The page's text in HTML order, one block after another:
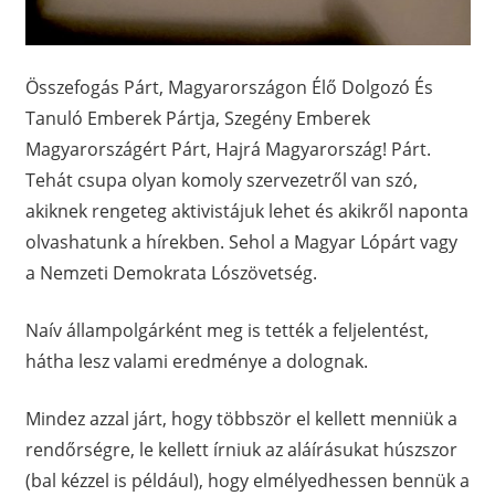
Összefogás Párt, Magyarországon Élő Dolgozó És
Tanuló Emberek Pártja, Szegény Emberek
Magyarországért Párt, Hajrá Magyarország! Párt.
Tehát csupa olyan komoly szervezetről van szó,
akiknek rengeteg aktivistájuk lehet és akikről naponta
olvashatunk a hírekben. Sehol a Magyar Lópárt vagy
a Nemzeti Demokrata Lószövetség.
Naív állampolgárként meg is tették a feljelentést,
hátha lesz valami eredménye a dolognak.
Mindez azzal járt, hogy többször el kellett menniük a
rendőrségre, le kellett írniuk az aláírásukat húszszor
(bal kézzel is például), hogy elmélyedhessen bennük a